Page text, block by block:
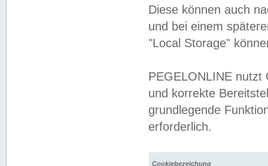
Diese können auch
und bei einem
"Local Storage"
PEGELONLINE nutzt
und korrekte
grundlegende
erforderlich.
Cookiebezeichung